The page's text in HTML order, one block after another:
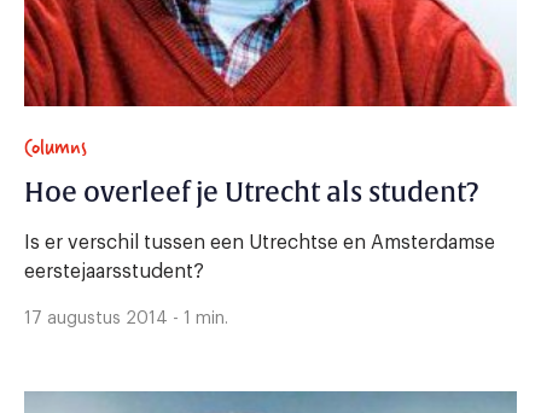
Columns
Hoe overleef je Utrecht als student?
Is er verschil tussen een Utrechtse en Amsterdamse
eerstejaarsstudent?
17 augustus 2014 - 1 min.